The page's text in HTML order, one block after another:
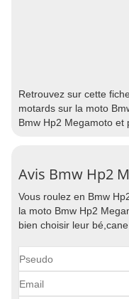
Retrouvez sur cette
motards sur la moto
Bmw Hp2 Megamoto et
Avis Bmw Hp2
Vous roulez en Bmw
la moto Bmw Hp2
bien choisir leur